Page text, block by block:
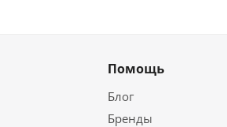
Помощь
Блог
Бренды